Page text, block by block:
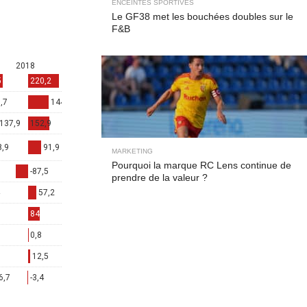
ENCEINTES SPORTIVES
Le GF38 met les bouchées doubles sur le
F&B
MARKETING
Pourquoi la marque RC Lens continue de
prendre de la valeur ?